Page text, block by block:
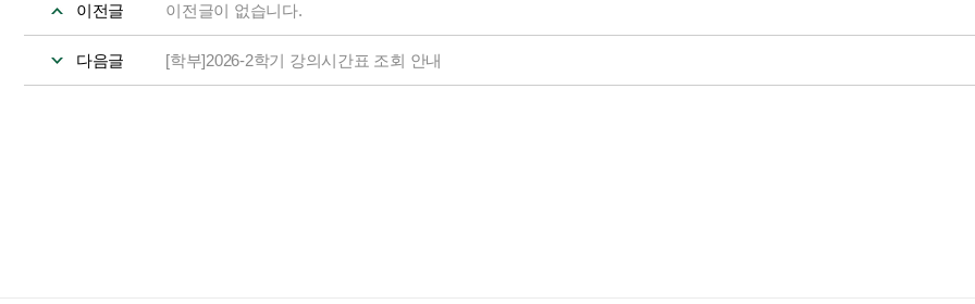
이전글 이전글이 없습니다.
다음글 [학부]2026-2학기 강의시간표 조회 안내